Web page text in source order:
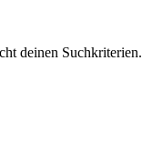
deinen Suchkriterien.